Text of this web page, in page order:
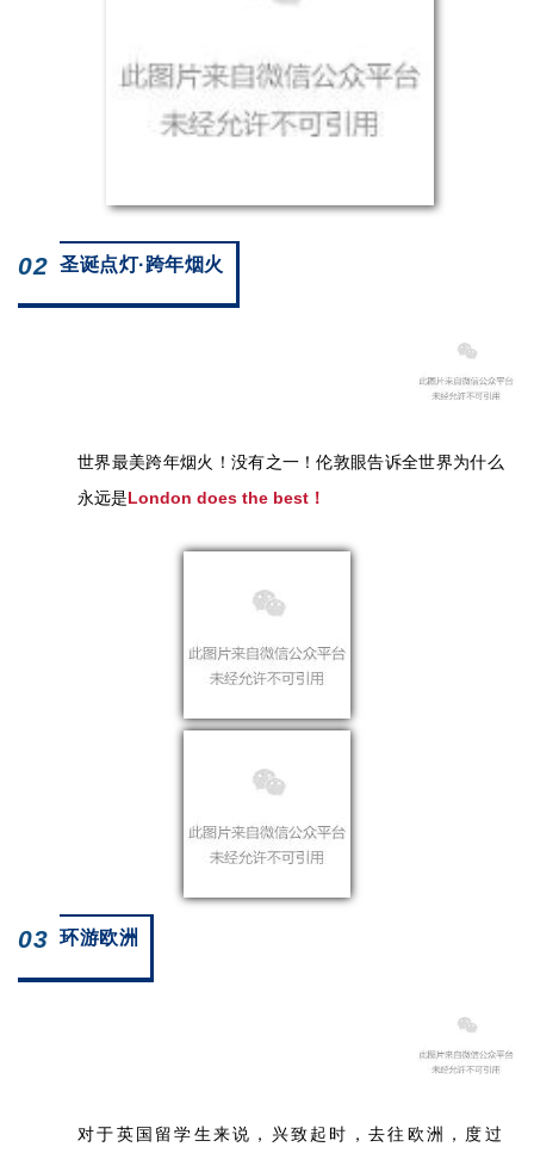
02 圣诞点灯·跨年烟火
世界最美跨年烟火！没有之一！伦敦眼告诉全世界为什么
永远是London does the best！
03 环游欧洲
对于英国留学生来说，兴致起时 ，去往欧洲，度过